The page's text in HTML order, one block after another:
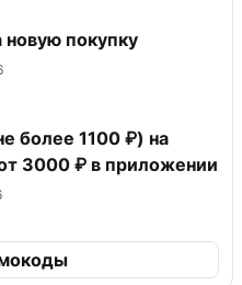
новую покупку
более 1100 ₽) на
3000 ₽ в приложении